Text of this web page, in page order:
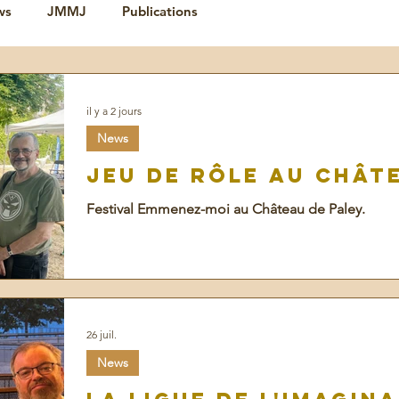
JMMJ Publications
Jeu de rôle au
Festival Emmenez-moi au Château de Paley.
News
il y a 2 jours
News
26 juil.